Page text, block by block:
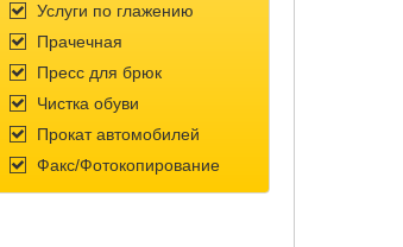
Услуги по глажению
Прачечная
Пресс для брюк
Чистка обуви
Прокат автомобилей
Факс/Фотокопирование